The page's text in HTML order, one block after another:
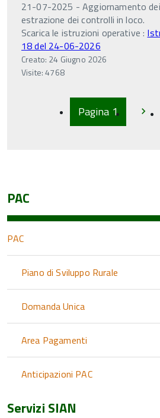
21-07-2025 - Aggiornamento
estrazione dei controlli in loco.
Scarica le istruzioni operative :
18 del 24-06-2026
Creato: 24 Giugno 2026
Visite: 4768
Pagina 1 chevron_right
PAC
PAC
Piano di Sviluppo Rurale
Domanda Unica
Area Pagamenti
Anticipazioni PAC
Servizi SIAN